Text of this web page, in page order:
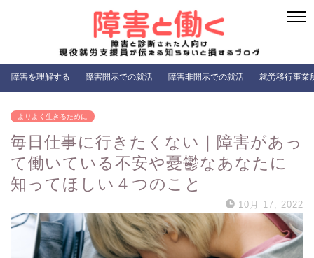
障害を理解する 障害開示での就活 障害非開示での就活 就労移行事業
よりよく生きるために
毎日仕事に行きたくない｜障害があっ
て働いている不安や憂鬱なあなたに
知ってほしい４つのこと
10月 17, 2022